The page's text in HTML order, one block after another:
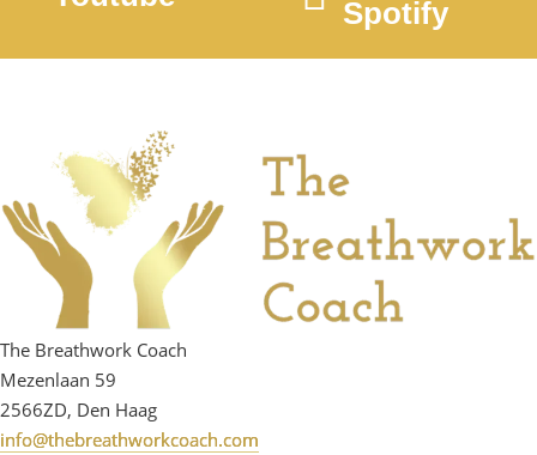
Spotify
The Breathwork Coach
Mezenlaan 59
2566ZD, Den Haag
info@thebreathworkcoach.com